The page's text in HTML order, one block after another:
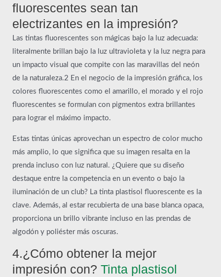
fluorescentes sean tan
electrizantes en la impresión?
Las tintas fluorescentes son mágicas bajo la luz adecuada:
literalmente brillan bajo la luz ultravioleta y la luz negra para
un impacto visual que compite con las maravillas del neón
de la naturaleza.2 En el negocio de la impresión gráfica, los
colores fluorescentes como el amarillo, el morado y el rojo
fluorescentes se formulan con pigmentos extra brillantes
para lograr el máximo impacto.
Estas tintas únicas aprovechan un espectro de color mucho
más amplio, lo que significa que su imagen resalta en la
prenda incluso con luz natural. ¿Quiere que su diseño
destaque entre la competencia en un evento o bajo la
iluminación de un club? La tinta plastisol fluorescente es la
clave. Además, al estar recubierta de una base blanca opaca,
proporciona un brillo vibrante incluso en las prendas de
algodón y poliéster más oscuras.
4.¿Cómo obtener la mejor
impresión con? Tinta plastisol